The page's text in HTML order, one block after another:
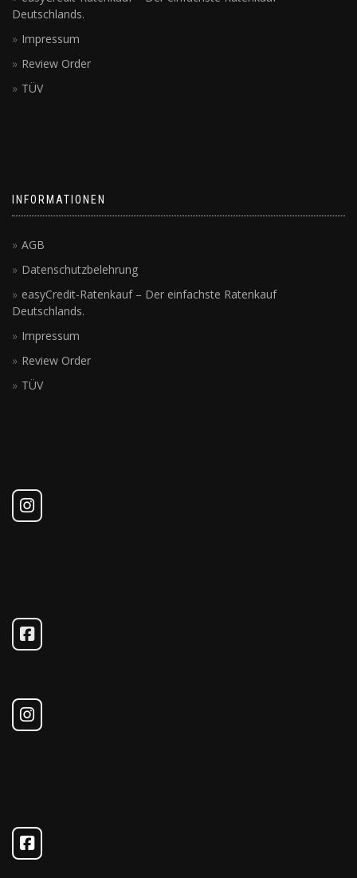
Deutschlands.
Impressum
Review Order
TÜV
INFORMATIONEN
AGB
Datenschutzbelehrung
easyCredit-Ratenkauf – Der einfachste Ratenkauf
Deutschlands.
Impressum
Review Order
TÜV